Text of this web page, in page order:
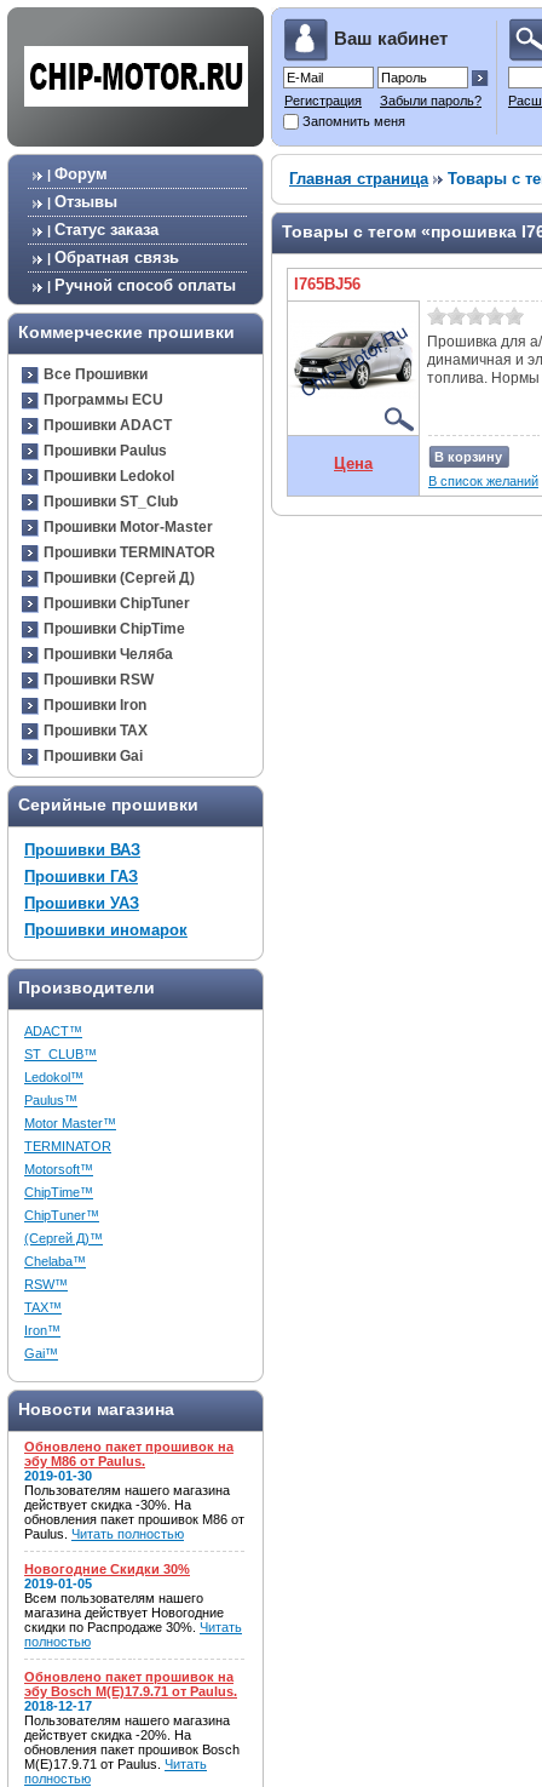
Ваш кабинет
Регистрация
Забыли пароль?
Запомнить меня
| Форум
| Отзывы
| Статус заказа
| Обратная связь
| Ручной способ оплаты
Коммерческие прошивки
Все Прошивки
Программы ECU
Прошивки ADACT
Прошивки Paulus
Прошивки Ledokol
Прошивки ST_Club
Прошивки Motor-Master
Прошивки TERMINATOR
Прошивки (Сергей Д)
Прошивки ChipTuner
Прошивки ChipTime
Прошивки Челяба
Прошивки RSW
Прошивки Iron
Прошивки TAX
Прошивки Gai
Серийные прошивки
Прошивки ВАЗ
Прошивки ГАЗ
Прошивки УАЗ
Прошивки иномарок
Производители
ADACT™
ST_CLUB™
Ledokol™
Paulus™
Motor Master™
TERMINATOR
Motorsoft™
ChipTime™
ChipTuner™
(Сергей Д)™
Chelaba™
RSW™
TAX™
Iron™
Gai™
Новости магазина
Обновлено пакет прошивок на
эбу M86 от Paulus.
2019-01-30
Пользователям нашего магазина
действует скидка -30%. На
обновления пакет прошивок M86 от
Paulus. Читать полностью
Новогодние Скидки 30%
2019-01-05
Всем пользователям нашего
магазина действует Новогодние
скидки по Распродаже 30%. Читать
полностью
Обновлено пакет прошивок на
эбу Bosch M(E)17.9.71 от Paulus.
2018-12-17
Пользователям нашего магазина
действует скидка -20%. На
обновления пакет прошивок Bosch
M(E)17.9.71 от Paulus. Читать
полностью
Главная страница Товары с
Товары с тегом «прошивка
I765BJ56
Прошивка для
динамичная и
топлива. Нормы
Цена
В корзину
В список желаний